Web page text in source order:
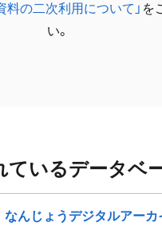
料の二次利用について」 を
い。
ているデータベ
なんじょうデジタルアーカ